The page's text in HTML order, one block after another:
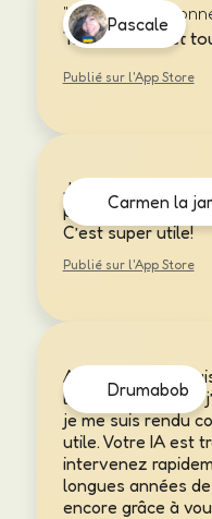
Pascale
"J'ai pris un
Très bien fait et
Publié sur l'App Store
Carmen la
J’apprécie
pas encore
C’est super utile!
Publié sur l'App Store
Drumabob
Au début je me
le projet.. dès que
je me suis rendu
utile. Votre IA est
intervenez
longues années
encore grâce à